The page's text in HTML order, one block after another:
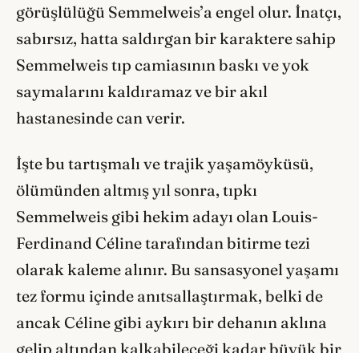
görüşlülüğü Semmelweis’a engel olur. İnatçı,
sabırsız, hatta saldırgan bir karaktere sahip
Semmelweis tıp camiasının baskı ve yok
saymalarını kaldıramaz ve bir akıl
hastanesinde can verir.
İşte bu tartışmalı ve trajik yaşamöyküsü,
ölümünden altmış yıl sonra, tıpkı
Semmelweis gibi hekim adayı olan Louis-
Ferdinand Céline tarafından bitirme tezi
olarak kaleme alınır. Bu sansasyonel yaşamı
tez formu içinde anıtsallaştırmak, belki de
ancak Céline gibi aykırı bir dehanın aklına
gelip altından kalkabileceği kadar büyük bir